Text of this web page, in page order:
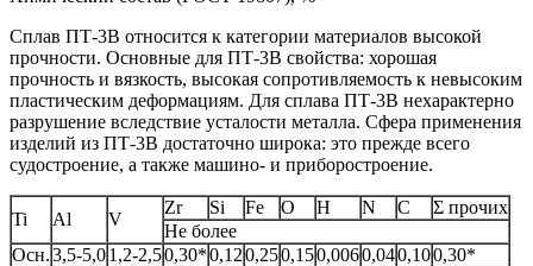
Сплав ПT‑3B относится к категории материалов высокой
прочности. Основные для ПT‑3B свойства: хорошая
прочность и вязкость, высокая сопротивляемость к невысоким
пластическим деформациям. Для сплава ПT‑3B нехарактерно
разрушение вследствие усталости металла. Сфера применения
изделий из ПT‑3B достаточно широка: это прежде всего
судостроение, а также машино- и приборостроение.
Ti Al V
Zr Si Fe O H N C
Σ прочих
Не более
Осн.3,5-5,01,2-2,50,30*0,120,250,150,0060,040,100,30*